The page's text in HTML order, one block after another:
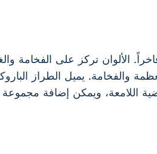
الألوان تركز على الفخامة
والفخامة. يميل الطراز
اللامعة، ويمكن إضافة